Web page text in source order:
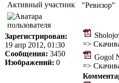
Активный участник
Зарегистрирован:
19 апр 2012, 01:30
Сообщения: 3450
Изображений: 0
"Ревизор"
=>
Gogol
=>